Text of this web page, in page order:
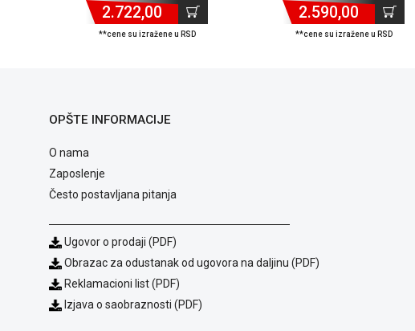
2.722,00
**cene su izražene u RSD
2.590,00
**cene su izražene u RSD
OPŠTE INFORMACIJE
O nama
Zaposlenje
Često postavljana pitanja
Ugovor o prodaji (PDF)
Obrazac za odustanak od ugovora na daljinu (PDF)
Reklamacioni list (PDF)
Izjava o saobraznosti (PDF)